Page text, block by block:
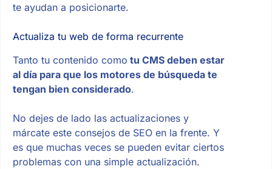
te ayudan a posicionarte.
Actualiza tu web de forma recurrente
Tanto tu contenido como tu CMS deben estar
al día para que los motores de búsqueda te
tengan bien considerado.
No dejes de lado las actualizaciones y
márcate este consejos de SEO en la frente. Y
es que muchas veces se pueden evitar ciertos
problemas con una simple actualización.